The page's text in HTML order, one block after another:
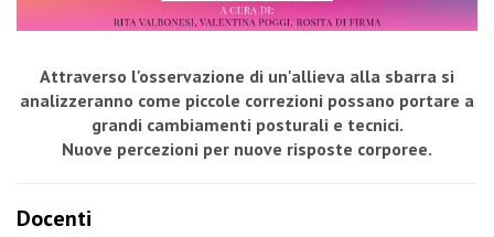
Attraverso l'osservazione di un'allieva alla sbarra si
analizzeranno come piccole correzioni possano portare a
grandi cambiamenti posturali e tecnici.
Nuove percezioni per nuove risposte corporee.
Docenti